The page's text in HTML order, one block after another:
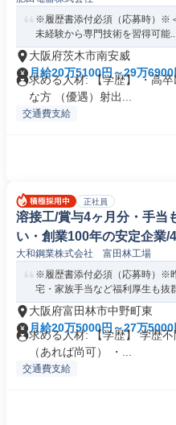
※履歴書添付必須（応募時）※
未経験から専門技術を習得可能
大阪府茨木市南安威
月給20万5100円～29万6900
求める人材: 【学歴】 ・高
な方 （優遇）射出...
交通費支給
正社員
溶接工/賞与4ヶ月分・手当
い・創業100年の安定企業/
大和鋼業株式会社 富田林工場
※履歴書添付必須（応募時）※
宅・家族手当など福利厚生も抜
大阪府富田林市中野町東
月給20万5000円～27万5000
求める人材: 【学歴】 学歴
（あれば尚可） ・...
交通費支給